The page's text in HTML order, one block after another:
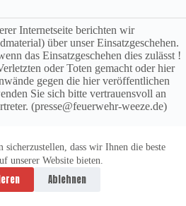
sicherzustellen, dass wir Ihnen die beste
unserer Website bieten.
Ablehnen
Internetseite berichten wir
über unser Einsatzgeschehen.
das Einsatzgeschehen dies zulässt !
oder Toten gemacht oder hier
gegen die hier veröffentlichen
Sie sich bitte vertrauensvoll an
(presse@feuerwehr-weeze.de)
Impressum
-
vitolution